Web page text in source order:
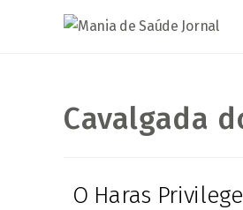
Cavalgada
O Haras